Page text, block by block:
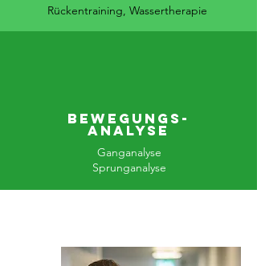
Rückentraining, Wassertherapie
Bewegungs-
analyse
Ganganalyse
Sprunganalyse